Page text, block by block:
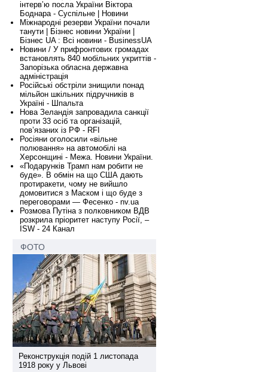
інтервʼю посла України Віктора
Боднара - Суспільне | Новини
Міжнародні резерви України почали
танути | Бізнес новини України |
Бізнес UA : Всі новини - BusinessUA
Новини / У прифронтових громадах
встановлять 840 мобільних укриттів -
Запорізька обласна державна
адміністрація
Російські обстріли знищили понад
мільйон шкільних підручників в
Україні - Шпальта
Нова Зеландія запровадила санкції
проти 33 осіб та організацій,
пов’язаних із РФ - RFI
Росіяни оголосили «вільне
полювання» на автомобілі на
Херсонщині - Межа. Новини України.
«Подарунків Трамп нам робити не
буде». В обмін на що США дають
протиракети, чому не вийшло
домовитися з Маском і що буде з
переговорами — Фесенко - nv.ua
Розмова Путіна з полковником ВДВ
розкрила пріоритет наступу Росії, –
ISW - 24 Канал
ФОТО
Реконструкція подій 1 листопада
1918 року у Львові